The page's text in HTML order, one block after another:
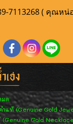
7113268 ( คุณหน่
ด
แท้ (Genuine Gold
Gold